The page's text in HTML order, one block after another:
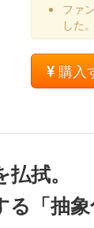
ファ
した。
購入
拭。
「抽